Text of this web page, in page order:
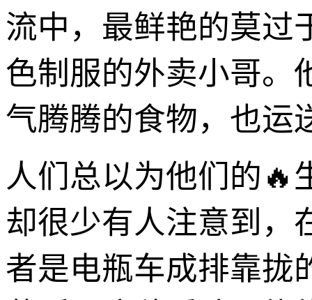
流中，最鲜艳的莫过
色制服的外卖小哥。
气腾腾的食物，也运
人们总以为他们的🔥
却很少有人注意到，
者是电瓶车成排靠拢